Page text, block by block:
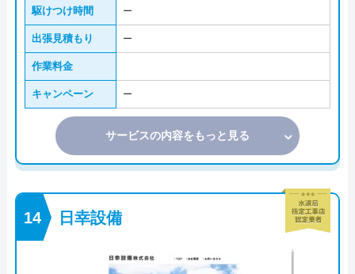
駆けつけ時間 ー
出張見積もり ー
作業料金
キャンペーン ー
サービスの内容をもっと見る
日幸設備